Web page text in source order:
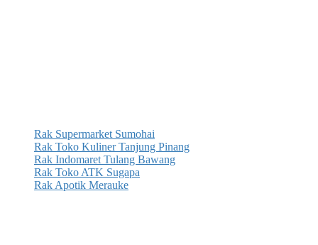
Rak Supermarket Sumohai
Rak Toko Kuliner Tanjung Pinang
Rak Indomaret Tulang Bawang
Rak Toko ATK Sugapa
Rak Apotik Merauke